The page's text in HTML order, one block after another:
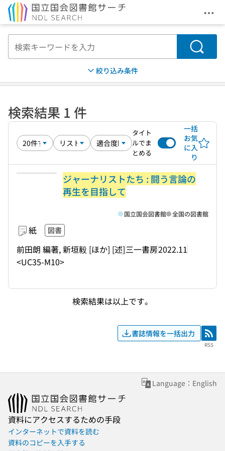
メ
検索
絞り込み条件
検索結果 1 件
タイト
ルでま
とめる
一括
お気
に入
り
ジャーナリストたち : 闘う言論の
再生を目指して
紙 図書
前田朗 編著, 新垣毅 [ほか] [述]三一書房2022.11
<UC35-M10>
国立国会図書館 全国の図書館
検索結果は以上です。
書誌情報を一括出力 RSS
RSS
Language：English
資料にアクセスするための手段
インターネットで資料を読む
資料のコピーを入手する